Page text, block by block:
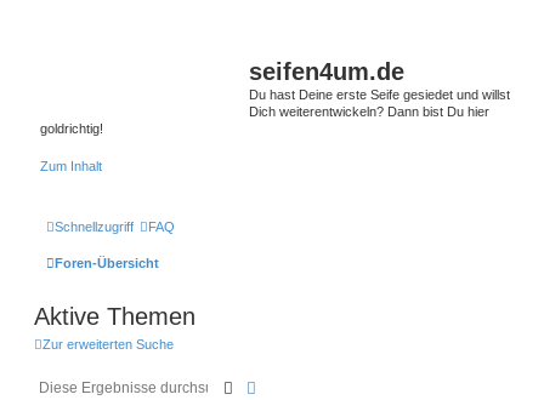
seifen4um.de
Du hast Deine erste Seife gesiedet und willst
Dich weiterentwickeln? Dann bist Du hier
goldrichtig!
Zum Inhalt
Schnellzugriff FAQ
Foren-Übersicht
Aktive Themen
Zur erweiterten Suche
Suche